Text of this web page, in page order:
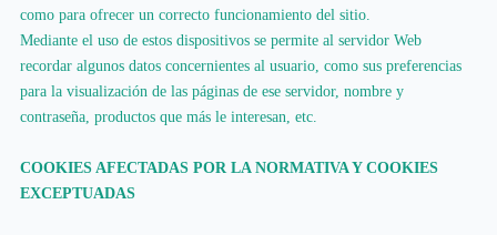
como para ofrecer un correcto funcionamiento del sitio.
Mediante el uso de estos dispositivos se permite al servidor Web
recordar algunos datos concernientes al usuario, como sus preferencias
para la visualización de las páginas de ese servidor, nombre y
contraseña, productos que más le interesan, etc.
COOKIES AFECTADAS POR LA NORMATIVA Y COOKIES
EXCEPTUADAS